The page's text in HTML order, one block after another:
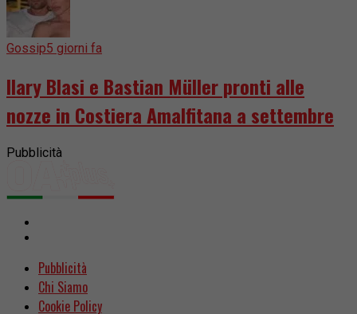
Gossip5 giorni fa
Ilary Blasi e Bastian Müller pronti alle
nozze in Costiera Amalfitana a settembre
Pubblicità
Pubblicità
Chi Siamo
Cookie Policy